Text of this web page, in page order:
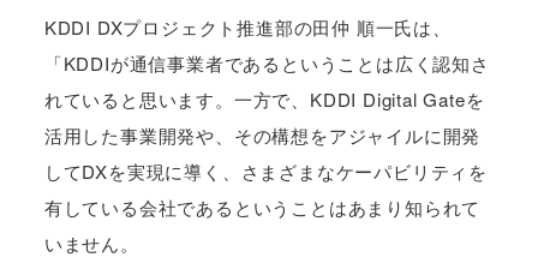
KDDI DXプロジェクト推進部の田仲 順一氏は、
「KDDIが通信事業者であるということは広く認知さ
れていると思います。一方で、KDDI Digital Gateを
活用した事業開発や、その構想をアジャイルに開発
してDXを実現に導く、さまざまなケーパビリティを
有している会社であるということはあまり知られて
いません。